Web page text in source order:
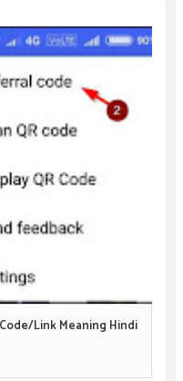
Code/Link Meaning Hindi